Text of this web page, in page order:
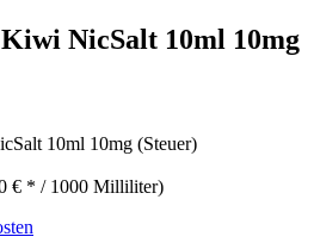
NicSalt 10ml 10mg
€ * / 1000 Milliliter)